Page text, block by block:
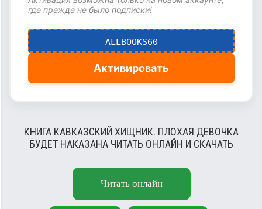
где прежде не было подписки!
ALLBOOKS60
Активировать
КНИГА КАВКАЗСКИЙ ХИЩНИК. ПЛОХАЯ ДЕВОЧКА
БУДЕТ НАКАЗАНА ЧИТАТЬ ОНЛАЙН И СКАЧАТЬ
Читать онлайн